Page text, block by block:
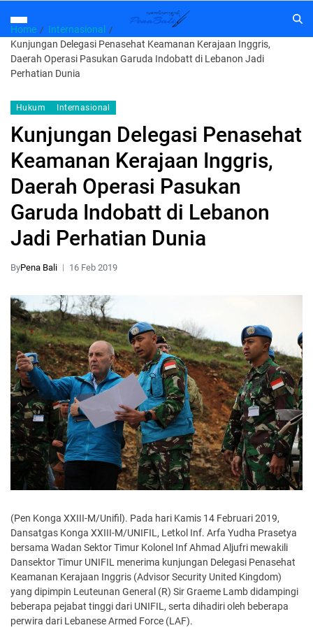
Home
Internasional
Kunjungan Delegasi Penasehat Keamanan Kerajaan Inggris,
Daerah Operasi Pasukan Garuda Indobatt di Lebanon Jadi
Perhatian Dunia
Hukum Internasional
Kunjungan Delegasi Penasehat
Keamanan Kerajaan Inggris,
Daerah Operasi Pasukan
Garuda Indobatt di Lebanon
Jadi Perhatian Dunia
ByPena Bali 16 Feb 2019
(Pen Konga XXIII-M/Unifil). Pada hari Kamis 14 Februari 2019,
Dansatgas Konga XXIII-M/UNIFIL, Letkol Inf. Arfa Yudha Prasetya
bersama Wadan Sektor Timur Kolonel Inf Ahmad Aljufri mewakili
Dansektor Timur UNIFIL menerima kunjungan Delegasi Penasehat
Keamanan Kerajaan Inggris (Advisor Security United Kingdom)
yang dipimpin Leuteunan General (R) Sir Graeme Lamb didampingi
beberapa pejabat tinggi dari UNIFIL, serta dihadiri oleh beberapa
perwira dari Lebanese Armed Force (LAF).